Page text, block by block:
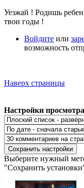
Уезжай ! Родишь
твои годы !
Войдите или
возможность
Наверх страницы
Настройки
Выберите нужный
"Сохранить